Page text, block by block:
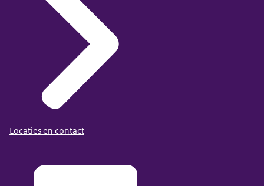
Locaties en contact